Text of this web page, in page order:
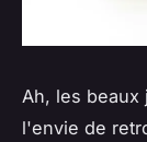
Ah, les beaux
l'envie de